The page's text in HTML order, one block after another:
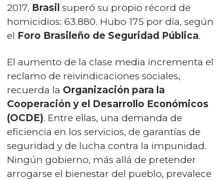
2017, Brasil superó su propio récord de
homicidios: 63.880. Hubo 175 por día, según
el Foro Brasileño de Seguridad Pública.
El aumento de la clase media incrementa el
reclamo de reivindicaciones sociales,
recuerda la Organización para la
Cooperación y el Desarrollo Económicos
(OCDE). Entre ellas, una demanda de
eficiencia en los servicios, de garantías de
seguridad y de lucha contra la impunidad.
Ningún gobierno, más allá de pretender
arrogarse el bienestar del pueblo, prevalece